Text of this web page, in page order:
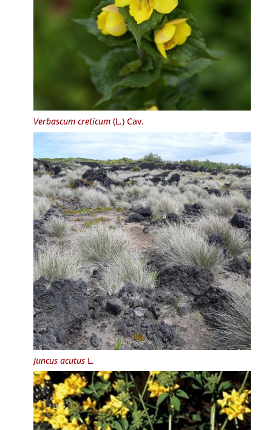
Verbascum creticum(L.) Cav.
Juncus acutusL.